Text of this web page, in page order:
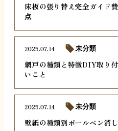
床板の張り替え完全ガイド
点
網戸の種類と特徴DIY取り
いこと
2025.07.14 未分類
壁紙の種類別ボールペン消
2025.07.14 未分類